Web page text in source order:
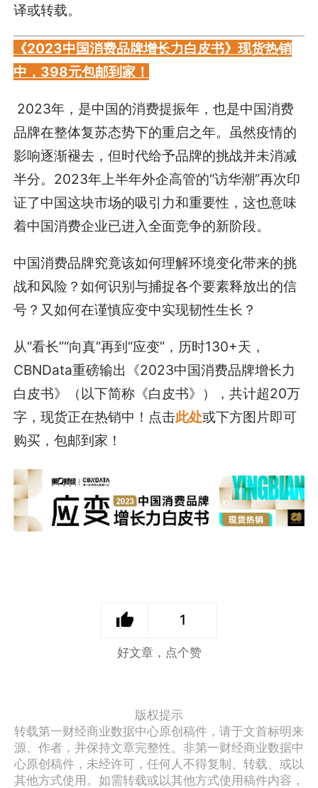
译或转载。
《2023中国消费品牌增长力白皮书》现货热销
中，398元包邮到家！
2023年，是中国的消费提振年，也是中国消费
品牌在整体复苏态势下的重启之年。虽然疫情的
影响逐渐褪去，但时代给予品牌的挑战并未消减
半分。2023年上半年外企高管的“访华潮”再次印
证了中国这块市场的吸引力和重要性，这也意味
着中国消费企业已进入全面竞争的新阶段。
中国消费品牌究竟该如何理解环境变化带来的挑
战和风险？如何识别与捕捉各个要素释放出的信
号？又如何在谨慎应变中实现韧性生长？
从“看长”“向真”再到“应变”，历时130+天，
CBNData重磅输出《2023中国消费品牌增长力
白皮书》（以下简称《白皮书》），共计超20万
字，现货正在热销中！点击此处或下方图片即可
购买，包邮到家！
1
好文章，点个赞
版权提示
转载第一财经商业数据中心原创稿件，请于文首标明来
源、作者，并保持文章完整性。非第一财经商业数据中
心原创稿件，未经许可，任何人不得复制、转载、或以
其他方式使用。如需转载或以其他方式使用稿件内容，